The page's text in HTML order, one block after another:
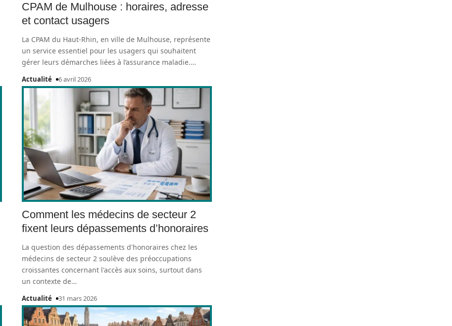
CPAM de Mulhouse : horaires, adresse
et contact usagers
La CPAM du Haut-Rhin, en ville de Mulhouse, représente
un service essentiel pour les usagers qui souhaitent
gérer leurs démarches liées à l’assurance maladie.…
Actualité 6 avril 2026
Comment les médecins de secteur 2
fixent leurs dépassements d’honoraires
La question des dépassements d'honoraires chez les
médecins de secteur 2 soulève des préoccupations
croissantes concernant l'accès aux soins, surtout dans
un contexte de…
Actualité 31 mars 2026